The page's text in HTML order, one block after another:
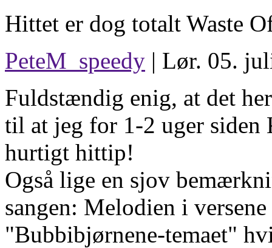
Hittet er dog totalt Waste
PeteM_speedy | Lør. 05.
Fuldstændig enig, at det
til at jeg for 1-2 uger siden
hurtigt hittip!
Også lige en sjov
sangen: Melodien i
"Bubbibjørnene-temaet"